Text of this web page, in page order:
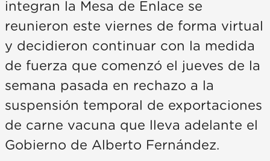
integran la Mesa de Enlace se
reunieron este viernes de forma virtual
y decidieron continuar con la medida
de fuerza que comenzó el jueves de la
semana pasada en rechazo a la
suspensión temporal de exportaciones
de carne vacuna que lleva adelante el
Gobierno de Alberto Fernández.